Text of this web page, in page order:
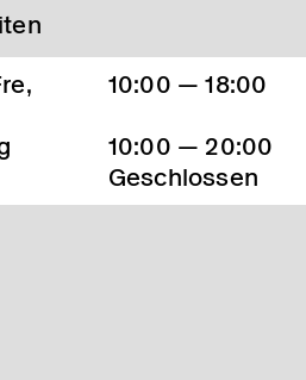
10:00 — 18:00
10:00 — 20:00
Geschlossen